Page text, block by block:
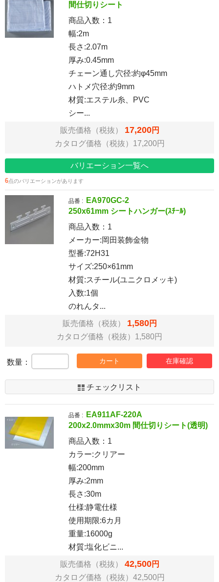
間仕切りシート
商品入数： 1
幅:2m
長さ:2.07m
厚み:0.45mm
チェーン通し穴径:約φ45mm
ハトメ穴径:約9mm
材質:エステル糸、PVC
シー...
販売価格（税抜） 17,200円
カタログ価格（税抜）17,200円
バリエーション一覧へ
6点のバリエーションがあります
品番 :
EA970GC-2
250x61mm シートハンガー(ｽﾁｰﾙ)
商品入数： 1
メーカー:岡田装飾金物
型番:72H31
サイズ:250×61mm
材質:スチール(ユニクロメッキ)
入数:1個
のれんタ...
販売価格（税抜） 1,580円
カタログ価格（税抜）1,580円
数量： カート 在庫確認
チェックリスト
品番 :
EA911AF-220A
200x2.0mmx30m 間仕切りシート(透明)
商品入数： 1
カラー:クリアー
幅:200mm
厚み:2mm
長さ:30m
仕様:静電仕様
使用期限:6カ月
重量:16000g
材質:塩化ビニ...
販売価格（税抜） 42,500円
カタログ価格（税抜）42,500円